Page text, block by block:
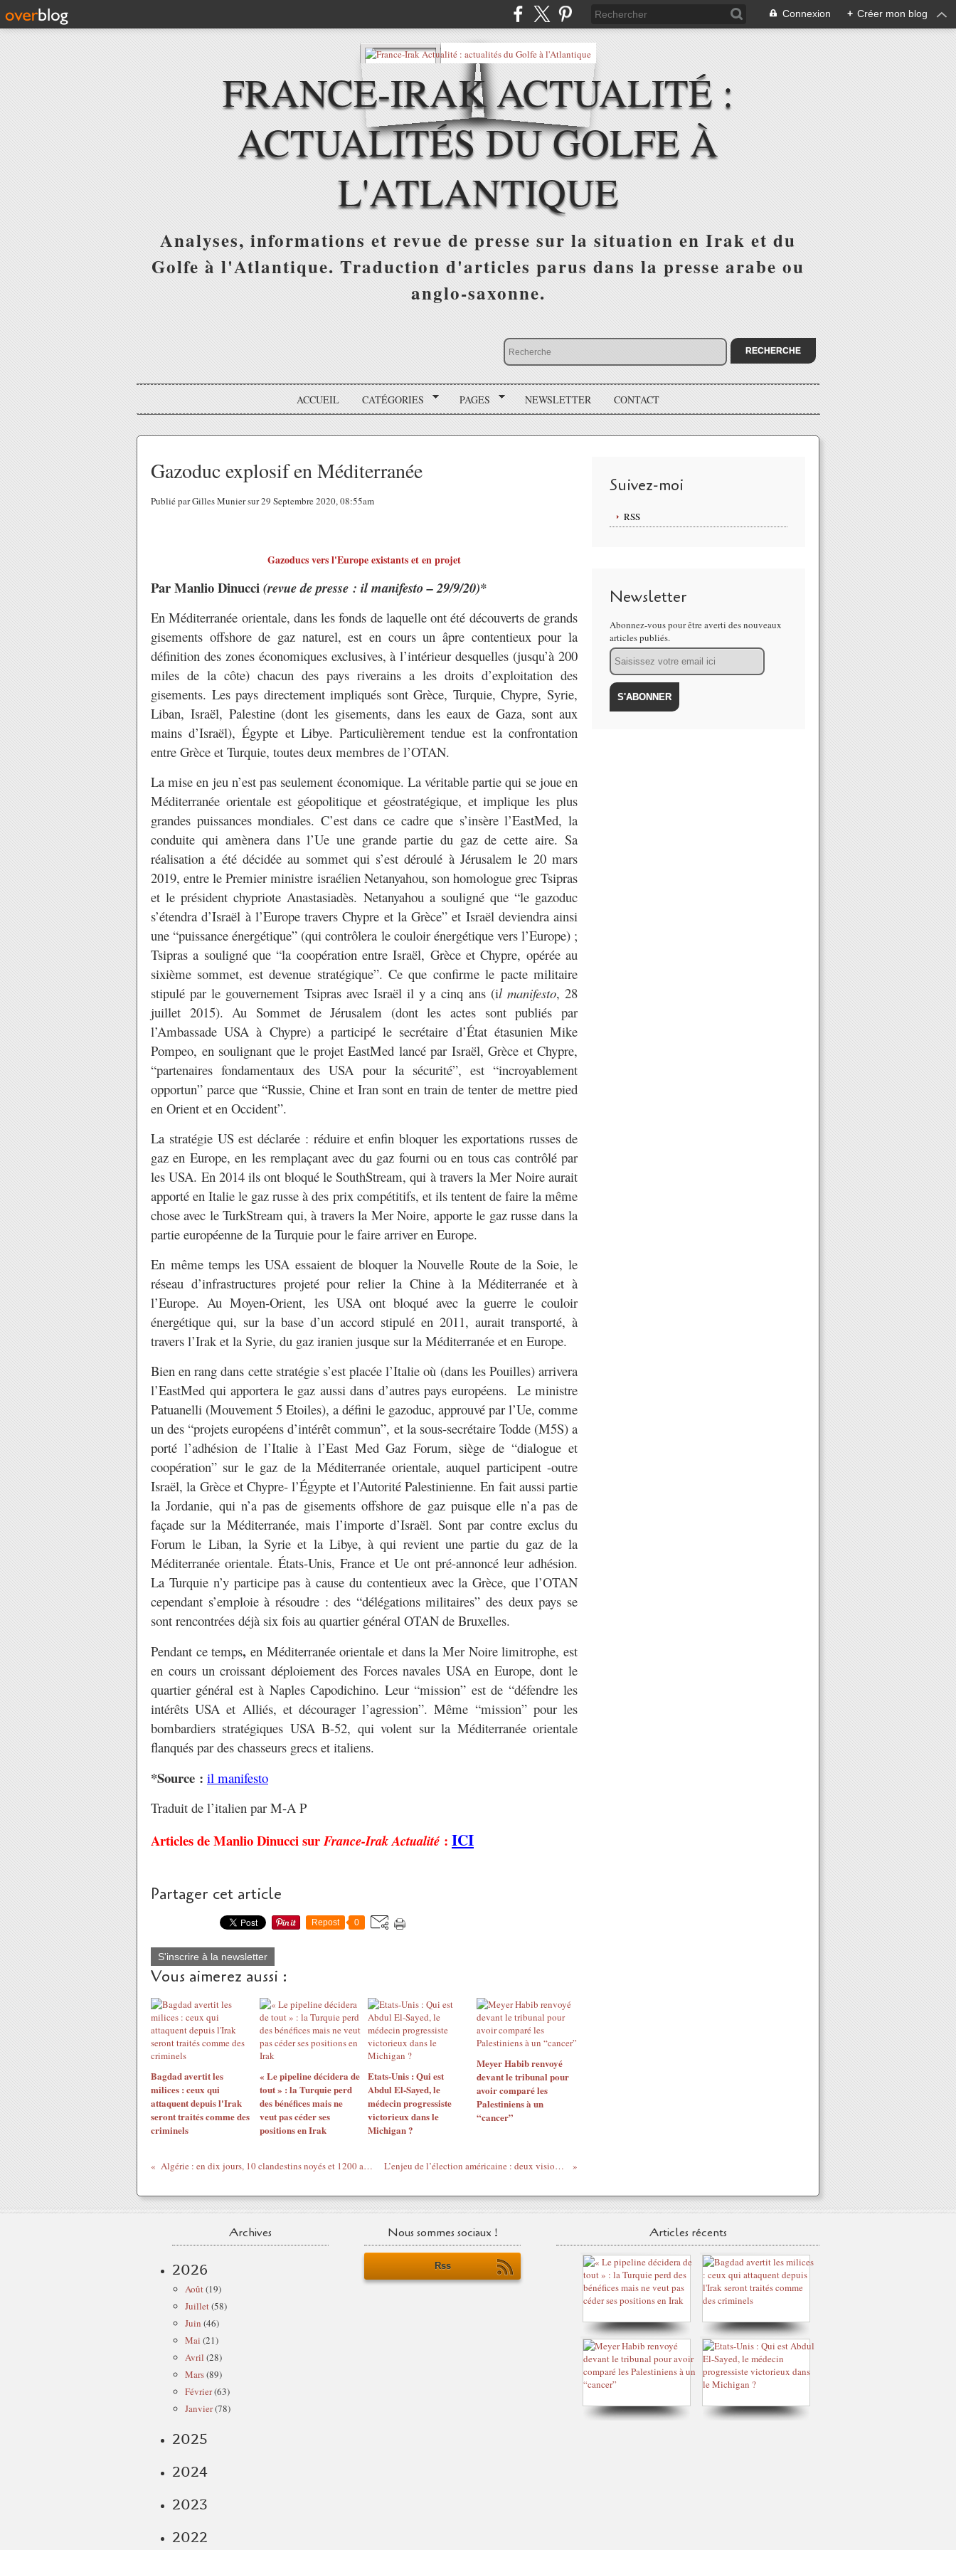
Connexion + Créer mon blog
FRANCE-IRAK ACTUALITÉ :
ACTUALITÉS DU GOLFE À
L'ATLANTIQUE
Analyses, informations et revue de presse sur la situation en Irak et du
Golfe à l'Atlantique. Traduction d'articles parus dans la presse arabe ou
anglo-saxonne.
ACCUEIL CATÉGORIES PAGES NEWSLETTER CONTACT
Gazoduc explosif en Méditerranée
Publié par Gilles Munier sur 29 Septembre 2020, 08:55am
Gazoducs vers l'Europe existants et en projet
Par Manlio Dinucci(revue de presse : il manifesto – 29/9/20)*
En Méditerranée orientale, dans les fonds de laquelle ont été découverts de grands
gisements offshore de gaz naturel, est en cours un âpre contentieux pour la
définition des zones économiques exclusives, à l’intérieur desquelles (jusqu’à 200
miles de la côte) chacun des pays riverains a les droits d’exploitation des
gisements. Les pays directement impliqués sont Grèce, Turquie, Chypre, Syrie,
Liban, Israël, Palestine (dont les gisements, dans les eaux de Gaza, sont aux
mains d’Israël), Égypte et Libye. Particulièrement tendue est la confrontation
entre Grèce et Turquie, toutes deux membres de l’OTAN.
La mise en jeu n’est pas seulement économique. La véritable partie qui se joue en
Méditerranée orientale est géopolitique et géostratégique, et implique les plus
grandes puissances mondiales. C’est dans ce cadre que s’insère l’EastMed, la
conduite qui amènera dans l’Ue une grande partie du gaz de cette aire. Sa
réalisation a été décidée au sommet qui s’est déroulé à Jérusalem le 20 mars
2019, entre le Premier ministre israélien Netanyahou, son homologue grec Tsipras
et le président chypriote Anastasiadès. Netanyahou a souligné que “le gazoduc
s’étendra d’Israël à l’Europe travers Chypre et la Grèce” et Israël deviendra ainsi
une “puissance énergétique” (qui contrôlera le couloir énergétique vers l’Europe) ;
Tsipras a souligné que “la coopération entre Israël, Grèce et Chypre, opérée au
sixième sommet, est devenue stratégique”. Ce que confirme le pacte militaire
stipulé par le gouvernement Tsipras avec Israël il y a cinq ans (il manifesto, 28
juillet 2015). Au Sommet de Jérusalem (dont les actes sont publiés par
l’Ambassade USA à Chypre) a participé le secrétaire d’État étasunien Mike
Pompeo, en soulignant que le projet EastMed lancé par Israël, Grèce et Chypre,
“partenaires fondamentaux des USA pour la sécurité”, est “incroyablement
opportun” parce que “Russie, Chine et Iran sont en train de tenter de mettre pied
en Orient et en Occident”.
La stratégie US est déclarée : réduire et enfin bloquer les exportations russes de
gaz en Europe, en les remplaçant avec du gaz fourni ou en tous cas contrôlé par
les USA. En 2014 ils ont bloqué le SouthStream, qui à travers la Mer Noire aurait
apporté en Italie le gaz russe à des prix compétitifs, et ils tentent de faire la même
chose avec le TurkStream qui, à travers la Mer Noire, apporte le gaz russe dans la
partie européenne de la Turquie pour le faire arriver en Europe.
En même temps les USA essaient de bloquer la Nouvelle Route de la Soie, le
réseau d’infrastructures projeté pour relier la Chine à la Méditerranée et à
l’Europe. Au Moyen-Orient, les USA ont bloqué avec la guerre le couloir
énergétique qui, sur la base d’un accord stipulé en 2011, aurait transporté, à
travers l’Irak et la Syrie, du gaz iranien jusque sur la Méditerranée et en Europe.
Bien en rang dans cette stratégie s’est placée l’Italie où (dans les Pouilles) arrivera
l’EastMed qui apportera le gaz aussi dans d’autres pays européens. Le ministre
Patuanelli (Mouvement 5 Etoiles), a défini le gazoduc, approuvé par l’Ue, comme
un des “projets européens d’intérêt commun”, et la sous-secrétaire Todde (M5S) a
porté l’adhésion de l’Italie à l’East Med Gaz Forum, siège de “dialogue et
coopération” sur le gaz de la Méditerranée orientale, auquel participent -outre
Israël, la Grèce et Chypre- l’Égypte et l’Autorité Palestinienne. En fait aussi partie
la Jordanie, qui n’a pas de gisements offshore de gaz puisque elle n’a pas de
façade sur la Méditerranée, mais l’importe d’Israël. Sont par contre exclus du
Forum le Liban, la Syrie et la Libye, à qui revient une partie du gaz de la
Méditerranée orientale. États-Unis, France et Ue ont pré-annoncé leur adhésion.
La Turquie n’y participe pas à cause du contentieux avec la Grèce, que l’OTAN
cependant s’emploie à résoudre : des “délégations militaires” des deux pays se
sont rencontrées déjà six fois au quartier général OTAN de Bruxelles.
Pendant ce temps,en Méditerranée orientale et dans la Mer Noire limitrophe, est
en cours un croissant déploiement des Forces navales USA en Europe, dont le
quartier général est à Naples Capodichino. Leur “mission” est de “défendre les
intérêts USA et Alliés, et décourager l’agression”. Même “mission” pour les
bombardiers stratégiques USA B-52, qui volent sur la Méditerranée orientale
flanqués par des chasseurs grecs et italiens.
*Source : il manifesto
Traduit de l’italien par M-A P
Articles de Manlio Dinucci surFrance-Irak Actualité : ICI
Partager cet article
Repost 0
S'inscrire à la newsletter
Vous aimerez aussi :
Bagdad avertit les
milices : ceux qui
attaquent depuis l'Irak
seront traités comme des
criminels
« Le pipeline décidera de
tout » : la Turquie perd
des bénéfices mais ne
veut pas céder ses
positions en Irak
Etats-Unis : Qui est
Abdul El-Sayed, le
médecin progressiste
victorieux dans le
Michigan ?
Meyer Habib renvoyé
devant le tribunal pour
avoir comparé les
Palestiniens à un
“cancer”
Algérie : en dix jours, 10 clandestins noyés et 1200 autres repêchés L’enjeu de l’élection américaine : deux visions du monde
Suivez-moi
RSS
Newsletter
Abonnez-vous pour être averti des nouveaux
articles publiés.
Email
Archives
2026
Août(19)
Juillet(58)
Juin (46)
Mai (21)
Avril (28)
Mars(89)
Février(63)
Janvier(78)
2025
2024
2023
2022
Nous sommes sociaux !
Rss
Articles récents